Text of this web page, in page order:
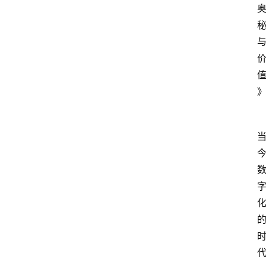
奥
秘
与
价
值
》
当
今
数
字
化
的
时
代